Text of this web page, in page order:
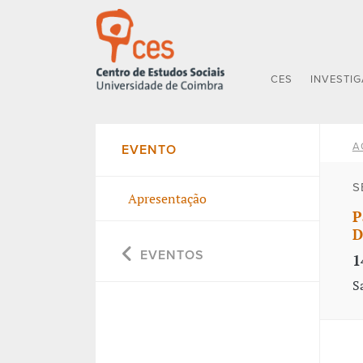
CES
EVENTO
Apresentação
EVENTOS